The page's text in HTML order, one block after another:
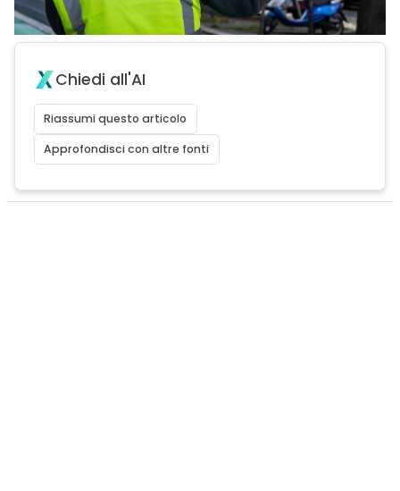
Chiedi all'AI
Riassumi questo articolo
Approfondisci con altre fonti